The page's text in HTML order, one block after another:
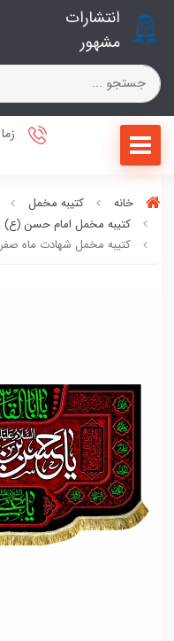
انتشارات
مشهور
خانه کتیبه مخمل
کتیبه مخمل امام حسن (ع)
کتیبه مخمل شهادت ماه صفر